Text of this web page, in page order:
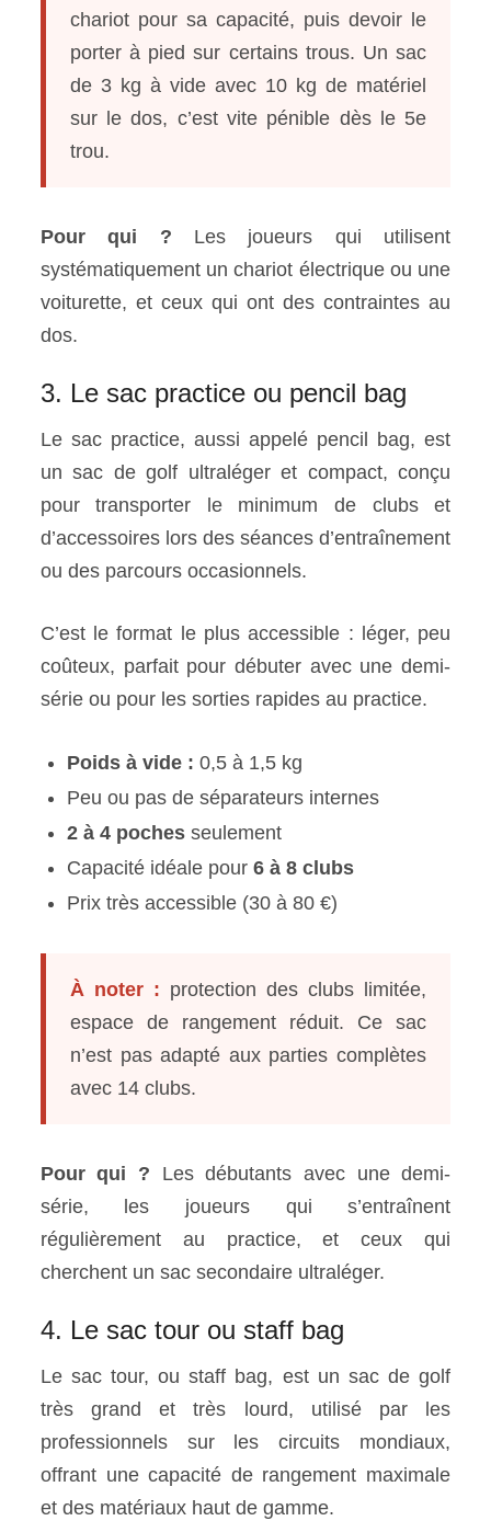
chariot pour sa capacité, puis devoir le
porter à pied sur certains trous. Un sac
de 3 kg à vide avec 10 kg de matériel
sur le dos, c’est vite pénible dès le 5e
trou.
Pour qui ? Les joueurs qui utilisent
systématiquement un chariot électrique ou une
voiturette, et ceux qui ont des contraintes au
dos.
3. Le sac practice ou pencil bag
Le sac practice, aussi appelé pencil bag, est
un sac de golf ultraléger et compact, conçu
pour transporter le minimum de clubs et
d’accessoires lors des séances d’entraînement
ou des parcours occasionnels.
C’est le format le plus accessible : léger, peu
coûteux, parfait pour débuter avec une demi-
série ou pour les sorties rapides au practice.
Poids à vide : 0,5 à 1,5 kg
Peu ou pas de séparateurs internes
2 à 4 pochesseulement
Capacité idéale pour 6 à 8 clubs
Prix très accessible (30 à 80 €)
À noter : protection des clubs limitée,
espace de rangement réduit. Ce sac
n’est pas adapté aux parties complètes
avec 14 clubs.
Pour qui ? Les débutants avec une demi-
série, les joueurs qui s’entraînent
régulièrement au practice, et ceux qui
cherchent un sac secondaire ultraléger.
4. Le sac tour ou staff bag
Le sac tour, ou staff bag, est un sac de golf
très grand et très lourd, utilisé par les
professionnels sur les circuits mondiaux,
offrant une capacité de rangement maximale
et des matériaux haut de gamme.